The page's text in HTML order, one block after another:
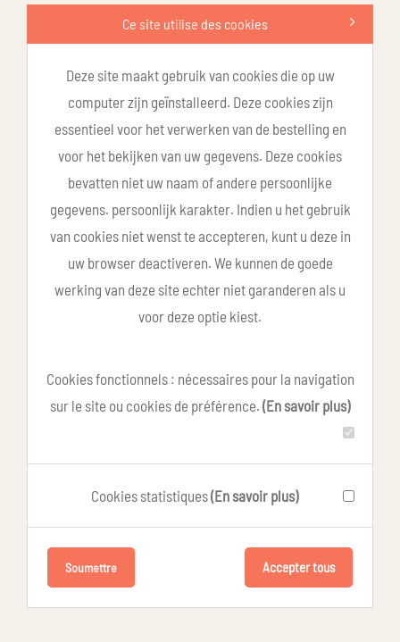
Ce site utilise des cookies
Deze site maakt gebruik van cookies die op uw
computer zijn geïnstalleerd. Deze cookies zijn
essentieel voor het verwerken van de bestelling en
voor het bekijken van uw gegevens. Deze cookies
bevatten niet uw naam of andere persoonlijke
gegevens. persoonlijk karakter. Indien u het gebruik
van cookies niet wenst te accepteren, kunt u deze in
uw browser deactiveren. We kunnen de goede
werking van deze site echter niet garanderen als u
voor deze optie kiest.
Cookies fonctionnels : nécessaires pour la navigation
sur le site ou cookies de préférence. (En savoir plus)
Cookies statistiques(En savoir plus)
Soumettre Accepter tous